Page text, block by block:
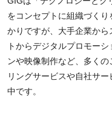
をコンセプトに組織づく
かりですが、大手企業か
トからデジタルプロモー
ンや映像制作など、多く
リングサービスや自社サ
中です。